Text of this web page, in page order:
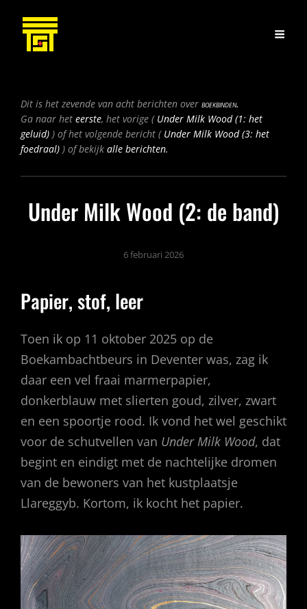
Bericht
navigatie
Dit is het zevende van acht berichten over boekbinden.
Ga naar het eerste, het vorige ( Vorig
bericht
Under Milk Wood (1: het
geluid) ) of het volgende bericht ( Volgend
bericht
Under Milk Wood (3: het
foedraal) ) of bekijk alle berichten.
Under Milk Wood (2: de band)
6 februari 2026
Papier, stof, leer
Toen ik op 11 oktober 2025 op de
Boekambachtbeurs in Deventer was, zag ik
daar een vel fraai marmerpapier,
donkerblauw met slierten goud, zilver, zwart
en een spoortje rood. Ik vond het wel geschikt
voor de schutvellen van Under Milk Wood, dat
begint en eindigt met de nachtelijke dromen
van de bewoners van het kustplaatsje
Llareggyb. Kortom, ik kocht het papier.